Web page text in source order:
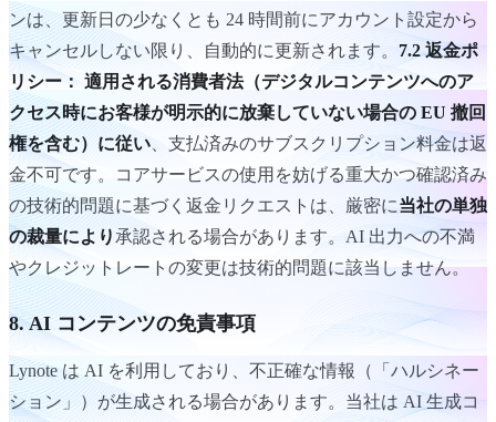
ンは、更新日の少なくとも 24 時間前にアカウント設定から
キャンセルしない限り、自動的に更新されます。 7.2 返金ポ
リシー： 適用される消費者法（デジタルコンテンツへのア
クセス時にお客様が明示的に放棄していない場合の EU 撤回
権を含む）に従い、支払済みのサブスクリプション料金は返
金不可です。コアサービスの使用を妨げる重大かつ確認済み
の技術的問題に基づく返金リクエストは、厳密に当社の単独
の裁量により承認される場合があります。AI 出力への不満
やクレジットレートの変更は技術的問題に該当しません。
8. AI コンテンツの免責事項
Lynote は AI を利用しており、不正確な情報（「ハルシネー
ション」）が生成される場合があります。当社は AI 生成コ